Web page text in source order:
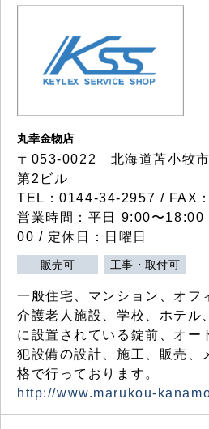
丸幸金物店
〒053-0022 北海道苫小牧
第2ビル
TEL：0144-34-2957 / FAX
営業時間：平日 9:00〜
00 / 定休日：日曜日
販売可 工事・取付可
一般住宅、マンション、オフ
介護老人施設、学校、ホテル
に設置されている錠前、オー
犯設備の設計、施工、販売、
格で行っております。
http://www.marukou-